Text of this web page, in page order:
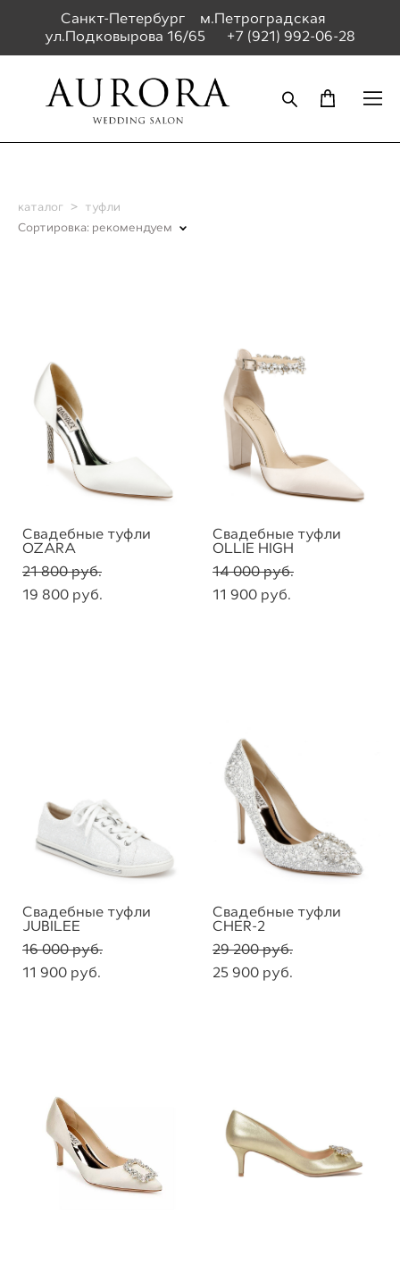
Санкт-Петербург м.Петроградская
ул.Подковырова 16/65 +7 (921) 992-06-28
каталог > туфли
Сортировка: рекомендуем
Свадебные туфли
OZARA
21 800 pуб.
19 800 pуб.
Свадебные туфли
OLLIE HIGH
14 000 pуб.
11 900 pуб.
Свадебные туфли
JUBILEE
16 000 pуб.
11 900 pуб.
Свадебные туфли
CHER-2
29 200 pуб.
25 900 pуб.